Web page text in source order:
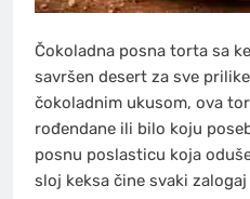
Čokoladna posna torta sa
savršen desert za sve
čokoladnim ukusom, ova
rođendane ili bilo koju
posnu poslasticu koja
sloj keksa čine svaki